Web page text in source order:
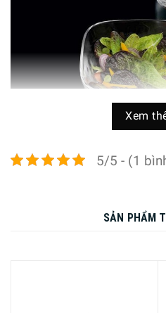
Nachtmann là sự kết hợp giữa
Nachtmann là thủy tinh pha lê
laser và đánh bóng, thích hợp
Xem
5/5 - (1
SẢN PHẨM